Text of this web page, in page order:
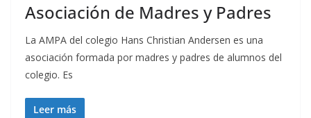
Asociación de Madres y Padres
La AMPA del colegio Hans Christian Andersen es una
asociación formada por madres y padres de alumnos del
colegio. Es
Leer más